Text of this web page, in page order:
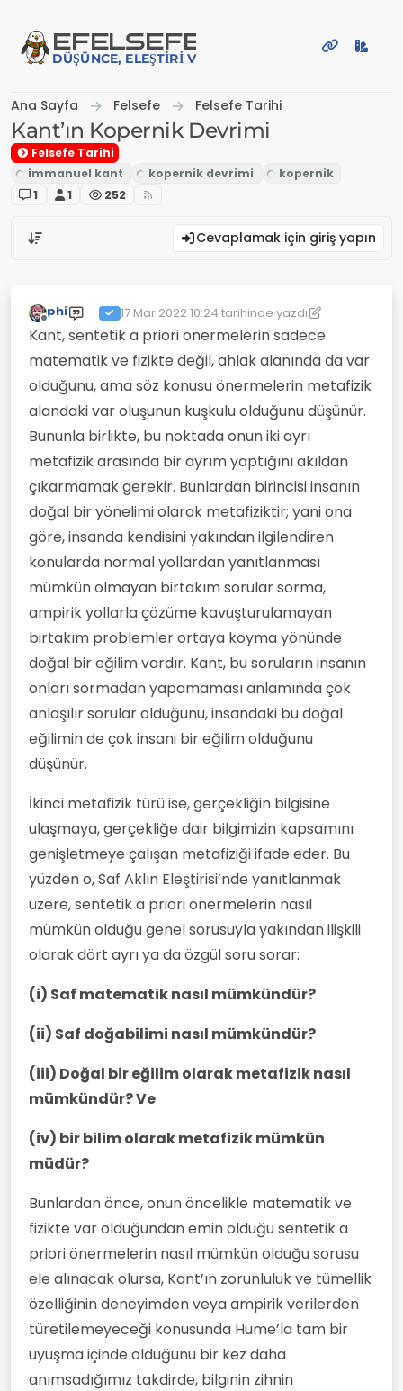
EFELSEFE
DÜŞÜNCE, ELEŞTIRI VE PAYLAŞIM PLATFORMU
Ana Sayfa Felsefe Felsefe Tarihi
Kant’ın Kopernik Devrimi
Felsefe Tarihi
1 1 252
Cevaplamak için giriş yapın
Çevrimdışı
phi 17 Mar 2022 10:24 tarihinde yazdı
Son düzenleyen: phi
Kant, sentetik a priori önermelerin sadece
matematik ve fizikte değil, ahlak alanında da var
olduğunu, ama söz konusu önermelerin metafizik
alandaki var oluşunun kuşkulu olduğunu düşünür.
Bununla birlikte, bu noktada onun iki ayrı
metafizik arasında bir ayrım yaptığını akıldan
çıkarmamak gerekir. Bunlardan birincisi insanın
doğal bir yönelimi olarak metafiziktir; yani ona
göre, insanda kendisini yakından ilgilendiren
konularda normal yollardan yanıtlanması
mümkün olmayan birtakım sorular sorma,
ampirik yollarla çözüme kavuşturulamayan
birtakım problemler ortaya koyma yönünde
doğal bir eğilim vardır. Kant, bu soruların insanın
onları sormadan yapamaması anlamında çok
anlaşılır sorular olduğunu, insandaki bu doğal
eğilimin de çok insani bir eğilim olduğunu
düşünür.
İkinci metafizik türü ise, gerçekliğin bilgisine
ulaşmaya, gerçekliğe dair bilgimizin kapsamını
genişletmeye çalışan metafiziği ifade eder. Bu
yüzden o, Saf Aklın Eleştirisi’nde yanıtlanmak
üzere, sentetik a priori önermelerin nasıl
mümkün olduğu genel sorusuyla yakından ilişkili
olarak dört ayrı ya da özgül soru sorar:
(i) Saf matematik nasıl mümkündür?
(ii) Saf doğabilimi nasıl mümkündür?
(iii) Doğal bir eğilim olarak metafizik nasıl
mümkündür? Ve
(iv) bir bilim olarak metafizik mümkün
müdür?
Bunlardan önce, onun öncelikle matematik ve
fizikte var olduğundan emin olduğu sentetik a
priori önermelerin nasıl mümkün olduğu sorusu
ele alınacak olursa, Kant’ın zorunluluk ve tümellik
özelliğinin deneyimden veya ampirik verilerden
türetilemeyeceği konusunda Hume’la tam bir
uyuşma içinde olduğunu bir kez daha
anımsadığımız takdirde, bilginin zihnin